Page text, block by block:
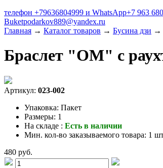
телефон +79636804999 и WhatsApp+7 963
Buketpodarkov889@yandex.ru
Главная → Каталог товаров → Бусина дзи →
Браслет "ОМ" с
Артикул: 023-002
Упаковка: Пакет
Размеры: 1
На складе : Есть в наличии
Мин. кол-во заказываемого товара: 1
480 руб.